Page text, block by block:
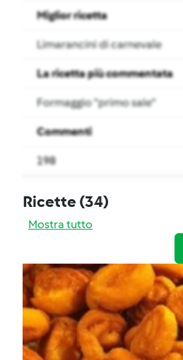
Miglior ricetta
Limarancini di carnevale
La ricetta più commentata
Formaggio "primo sale"
Commenti
198
Ricette (34)
Mostra tutto